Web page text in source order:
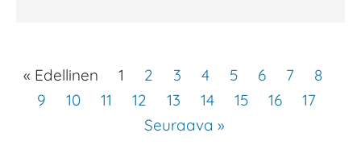
« Edellinen 1 2 3 4 5 6 7
8
9
10 11 12 13 14 15 16
17
Seuraava »